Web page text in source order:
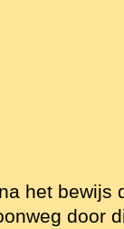
het bewijs
door